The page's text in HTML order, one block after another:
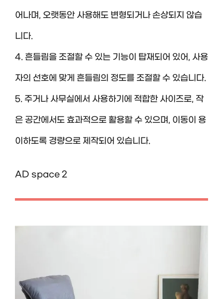
어나며, 오랫동안 사용해도 변형되거나 손상되지 않습
니다.
4. 흔들림을 조절할 수 있는 기능이 탑재되어 있어, 사용
자의 선호에 맞게 흔들림의 정도를 조절할 수 있습니다.
5. 주거나 사무실에서 사용하기에 적합한 사이즈로, 작
은 공간에서도 효과적으로 활용할 수 있으며, 이동이 용
이하도록 경량으로 제작되어 있습니다.
AD space 2